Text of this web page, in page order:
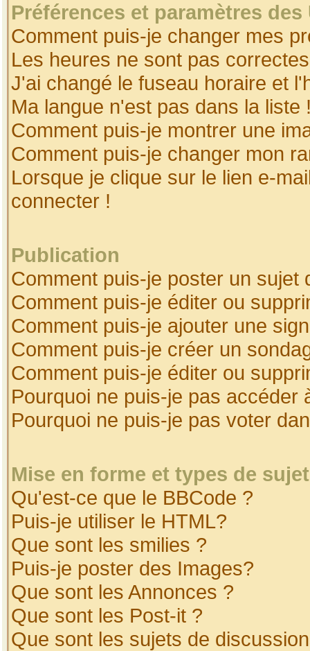
Préférences et paramètres
Comment puis-je changer mes
Les heures ne sont pas
J'ai changé le fuseau horaire et
Ma langue n'est pas dans la liste
Comment puis-je montrer une
Comment puis-je changer mon
Lorsque je clique sur le lien e-
connecter !
Publication
Comment puis-je poster un sujet
Comment puis-je éditer ou
Comment puis-je ajouter une
Comment puis-je créer un
Comment puis-je éditer ou
Pourquoi ne puis-je pas accéder
Pourquoi ne puis-je pas voter
Mise en forme et types de
Qu'est-ce que le BBCode ?
Puis-je utiliser le HTML?
Que sont les smilies ?
Puis-je poster des Images?
Que sont les Annonces ?
Que sont les Post-it ?
Que sont les sujets de